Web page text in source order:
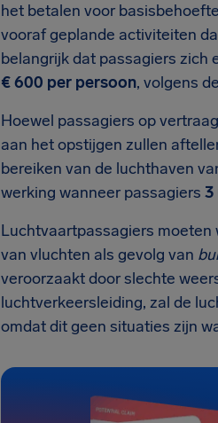
het betalen voor
vooraf geplande activiteiten
belangrijk dat passagiers zich
€ 600 per persoon, volgens
Hoewel passagiers op
aan het opstijgen zullen
bereiken van de luchthaven
werking wanneer passagiers 3
Luchtvaartpassagiers moeten
van vluchten als gevolg van
veroorzaakt door slechte
luchtverkeersleiding, zal de
omdat dit geen situaties zijn